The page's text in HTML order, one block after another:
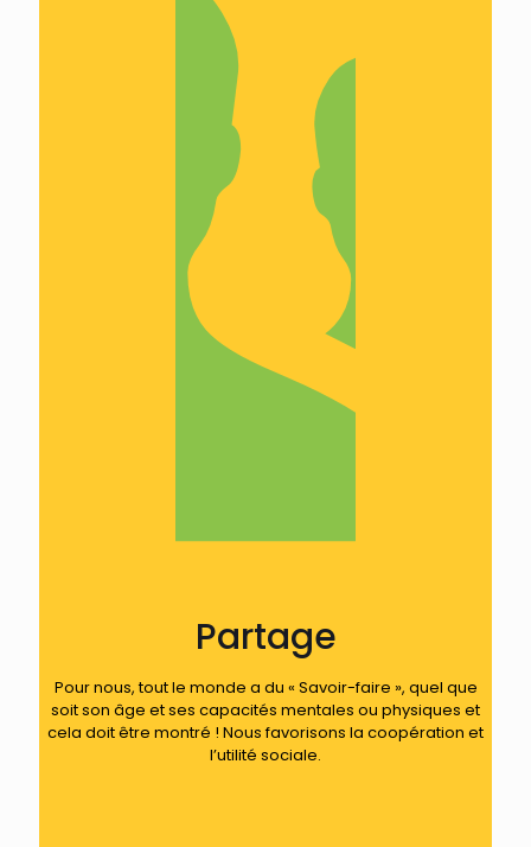
Partage
Pour nous, tout le monde a du « Savoir-faire », quel que
soit son âge et ses capacités mentales ou physiques et
cela doit être montré ! Nous favorisons la coopération et
l’utilité sociale.